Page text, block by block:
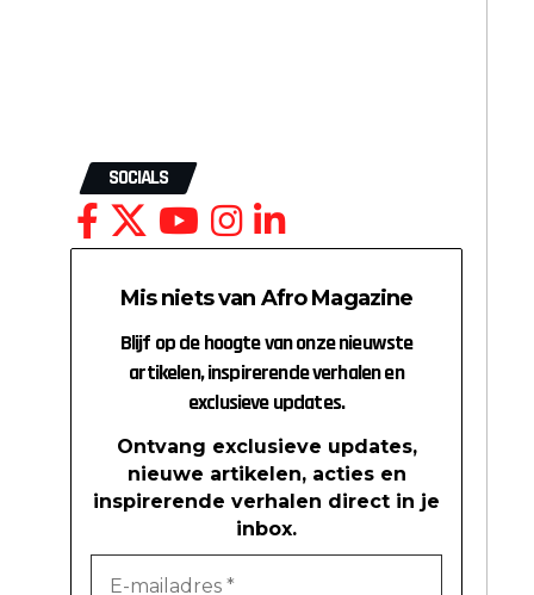
SOCIALS
Mis niets van Afro Magazine
Blijf op de hoogte van onze nieuwste
artikelen, inspirerende verhalen en
exclusieve updates.
Ontvang exclusieve updates,
nieuwe artikelen, acties en
inspirerende verhalen direct in je
inbox.